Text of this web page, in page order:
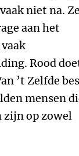
niet na. Ze
aan het
Rood
’t Zelfde
mensen
zijn op zowel